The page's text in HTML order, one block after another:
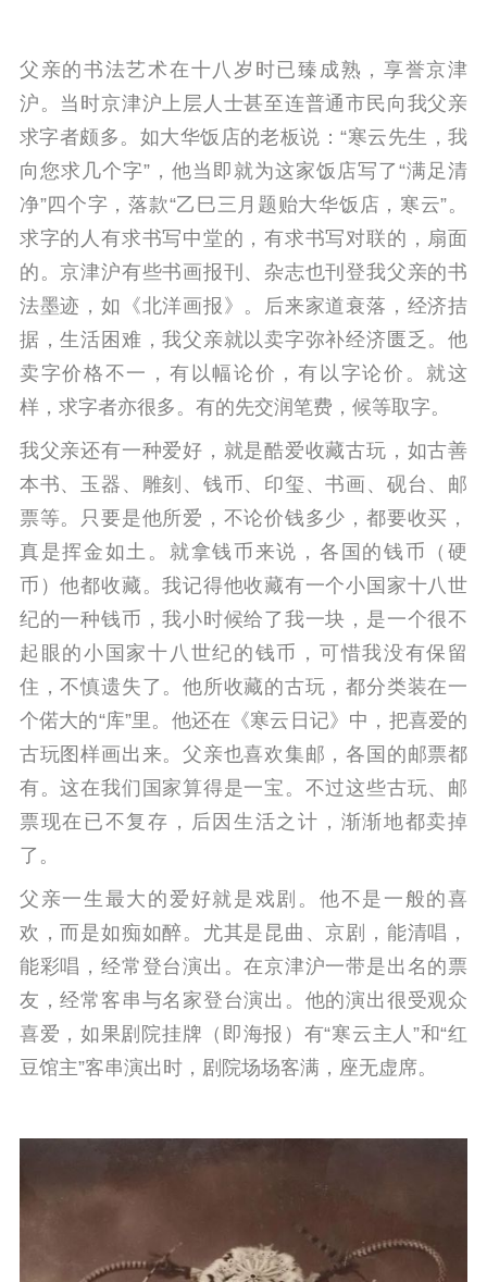
父亲的书法艺术在十八岁时已臻成熟，享誉京津
沪。当时京津沪上层人士甚至连普通市民向我父亲
求字者颇多。 如大华饭店的老板说：“寒云先生，我
向您求几个字”，他当即就为这家饭店写了“满足清
净”四个字，落款“乙巳三月题贻大华饭店，寒云”。
求字的人有求书写中堂的，有求书写对联的，扇面
的。京津沪有些书画报刊、杂志也刊登我父亲的书
法墨迹，如《北洋画报》。 后来家道衰落，经济拮
据，生活困难，我父亲就以卖字弥补经济匮乏。他
卖字价格不一，有以幅论价，有以字论价。就这
样，求字者亦很多。有的先交润笔费，候等取字。
我父亲还有一种爱好，就是酷爱收藏古玩，如古善
本书、玉器、雕刻、钱币、印玺、书画、砚台、邮
票等。只要是他所爱，不论价钱多少，都要收买，
真是挥金如土。 就拿钱币来说，各国的钱币（硬
币）他都收藏。我记得他收藏有一个小国家十八世
纪的一种钱币，我小时候给了我一块，是一个很不
起眼的小国家十八世纪的钱币，可惜我没有保留
住，不慎遗失了。他所收藏的古玩，都分类装在一
个偌大的“库”里。他还在《寒云日记》中，把喜爱的
古玩图样画出来。父亲也喜欢集邮，各国的邮票都
有。这在我们国家算得是一宝。不过这些古玩、邮
票现在已不复存，后因生活之计，渐渐地都卖掉
了。
父亲一生最大的爱好就是戏剧。他不是一般的喜
欢，而是如痴如醉。尤其是昆曲、京剧，能清唱，
能彩唱，经常登台演出。在京津沪一带是出名的票
友，经常客串与名家登台演出。 他的演出很受观众
喜爱，如果剧院挂牌（即海报）有“寒云主人”和“红
豆馆主”客串演出时，剧院场场客满，座无虚席。